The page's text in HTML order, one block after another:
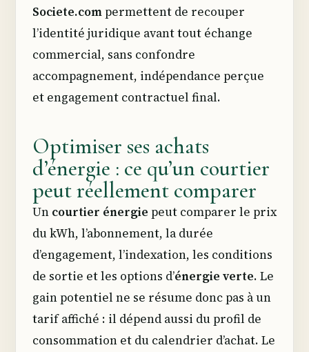
Societe.compermettent de recouper
l’identité juridique avant tout échange
commercial, sans confondre
accompagnement, indépendance perçue
et engagement contractuel final.
Optimiser ses achats
d’énergie : ce qu’un courtier
peut réellement comparer
Un courtier énergie peut comparer le prix
du kWh, l’abonnement, la durée
d’engagement, l’indexation, les conditions
de sortie et les options d’énergie verte. Le
gain potentiel ne se résume donc pas à un
tarif affiché : il dépend aussi du profil de
consommation et du calendrier d’achat. Le